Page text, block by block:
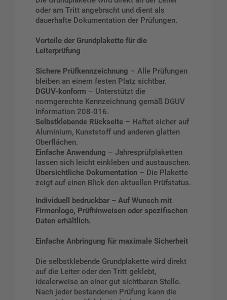
oder am Tritt angebracht und dient als
dauerhafte Dokumentation der Prüfungen.
Vorteile der Grundplakette für die
Leiterprüfung
Sichere Prüfkennzeichnung – Alle Prüfungen
bleiben an einem festen Platz sichtbar.
DGUV-konform – Unterstützt die
normgerechte Kennzeichnung gemäß DGUV
Information 208-016.
Selbstklebende Rückseite – Haftet sicher auf
Aluminium, Kunststoff und anderen glatten
Oberflächen.
Einfache Anwendung – Jahresprüfplaketten
lassen sich leicht einkleben und austauschen.
Übersichtliche Dokumentation – Die Plakette
zeigt auf einen Blick den aktuellen Prüfstatus.
Individuell bedruckbar – Auf Wunsch mit
Firmenlogo, Prüfhinweisen oder spezifischen
Daten erhältlich.
Einfache Anbringung für maximale Sicherheit
Die selbstklebende Grundplakette wird direkt
auf die Leiter oder den Tritt geklebt,
idealerweise an einer gut sichtbaren Stelle.
Nach jeder bestandenen Prüfung kann die